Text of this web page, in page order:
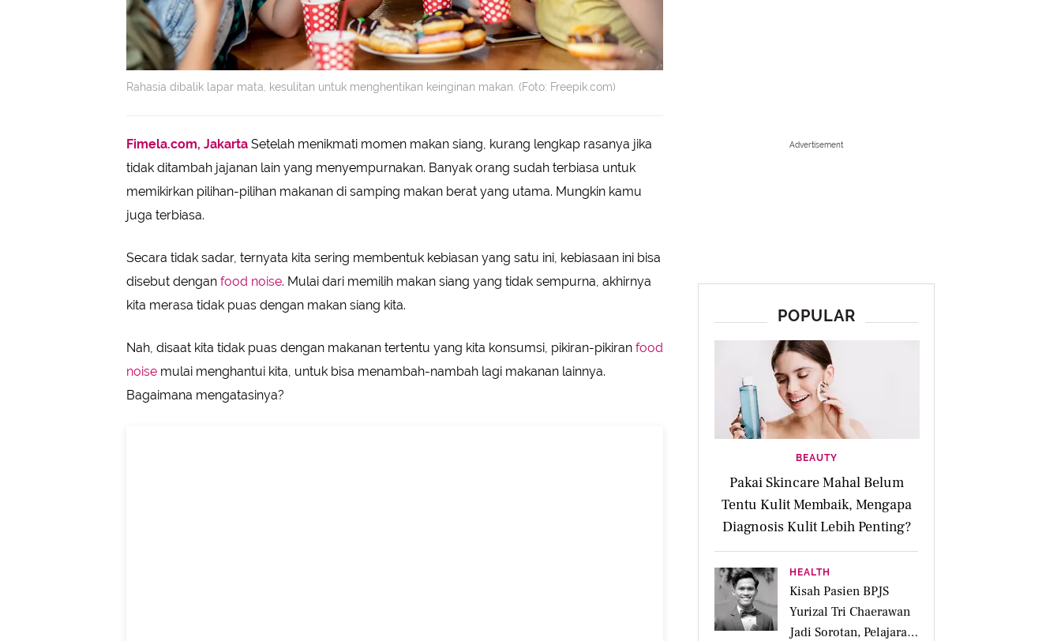
Rahasia dibalik lapar mata, kesulitan untuk menghentikan keinginan makan. (Foto: Freepik.com)
Fimela.com, Jakarta Setelah menikmati momen makan siang, kurang lengkap rasanya jika
tidak ditambah jajanan lain yang menyempurnakan. Banyak orang sudah terbiasa untuk
memikirkan pilihan-pilihan makanan di samping makan berat yang utama. Mungkin kamu
juga terbiasa.
Secara tidak sadar, ternyata kita sering membentuk kebiasan yang satu ini, kebiasaan ini bisa
disebut dengan food noise. Mulai dari memilih makan siang yang tidak sempurna, akhirnya
kita merasa tidak puas dengan makan siang kita.
Nah, disaat kita tidak puas dengan makanan tertentu yang kita konsumsi, pikiran-pikiran food
noise mulai menghantui kita, untuk bisa menambah-nambah lagi makanan lainnya.
Bagaimana mengatasinya?
Advertisement
POPULAR
BEAUTY
Pakai Skincare Mahal Belum
Tentu Kulit Membaik, Mengapa
Diagnosis Kulit Lebih Penting?
HEALTH
Kisah Pasien BPJS
Yurizal Tri Chaerawan
Jadi Sorotan, Pelajaran